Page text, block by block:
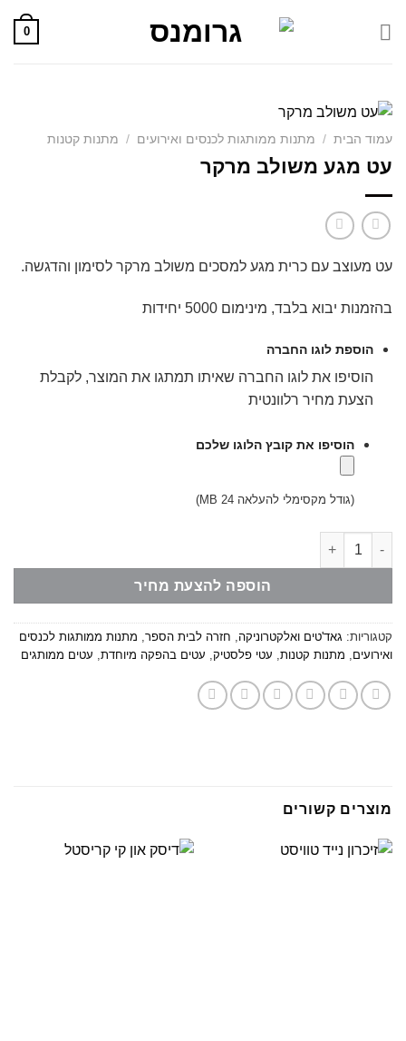
0
עמוד הבית / מתנות ממותגות לכנסים ואירועים / מתנות קטנות
עט מגע משולב מרקר
עט מעוצב עם כרית מגע למסכים משולב מרקר לסימון והדגשה.
בהזמנות יבוא בלבד, מינימום 5000 יחידות
הוספת לוגו החברה
הוסיפו את לוגו החברה שאיתו תמתגו את המוצר, לקבלת
הצעת מחיר רלוונטית
הוסיפו את קובץ הלוגו שלכם
(גודל מקסימלי להעלאה 24 MB)
כמות של עט מגע משולב מרקר
הוספה להצעת מחיר
קטגוריות: גאד'טים ואלקטרוניקה חזרה לבית הספר מתנות ממותגות לכנסים
ואירועים
מתנות קטנות עטי פלסטיק עטים בהפקה מיוחדת עטים ממותגים
מוצרים קשורים